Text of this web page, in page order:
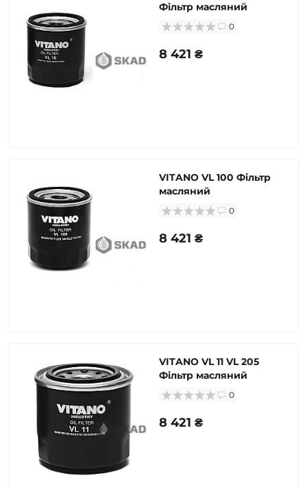
Фільтр масляний
0
8 421 ₴
VITANO VL 100 Фільтр
масляний
0
8 421 ₴
VITANO VL 11 VL 205
Фільтр масляний
0
8 421 ₴